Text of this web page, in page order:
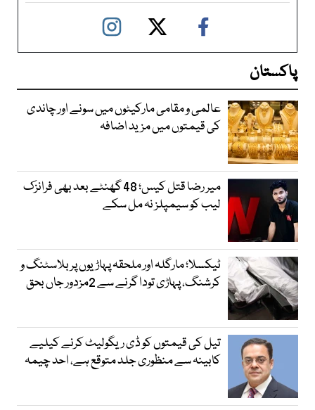
پاکستان
عالمی و مقامی مارکیٹوں میں سونے اور چاندی
کی قیمتوں میں مزید اضافہ
میر رضا قتل کیس؛ 48 گھنٹے بعد بھی فرانزک
لیب کو سیمپلز نہ مل سکے
ٹیکسلا؛ مارگلہ اور ملحقہ پہاڑیوں پر بلاسٹنگ و
کرشنگ، پہاڑی تودا گرنے سے 2مزدور جاں بحق
تیل کی قیمتوں کو ڈی ریگولیٹ کرنے کیلیے
کابینہ سے منظوری جلد متوقع ہے، احد چیمہ